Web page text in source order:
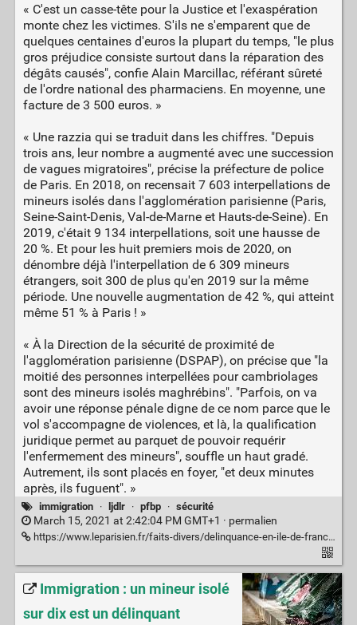
« C'est un casse-tête pour la Justice et l'exaspération
monte chez les victimes. S'ils ne s'emparent que de
quelques centaines d'euros la plupart du temps, "le plus
gros préjudice consiste surtout dans la réparation des
dégâts causés", confie Alain Marcillac, référant sûreté
de l'ordre national des pharmaciens. En moyenne, une
facture de 3 500 euros. »
« Une razzia qui se traduit dans les chiffres. "Depuis
trois ans, leur nombre a augmenté avec une succession
de vagues migratoires", précise la préfecture de police
de Paris. En 2018, on recensait 7 603 interpellations de
mineurs isolés dans l'agglomération parisienne (Paris,
Seine-Saint-Denis, Val-de-Marne et Hauts-de-Seine). En
2019, c'était 9 134 interpellations, soit une hausse de
20 %. Et pour les huit premiers mois de 2020, on
dénombre déjà l'interpellation de 6 309 mineurs
étrangers, soit 300 de plus qu'en 2019 sur la même
période. Une nouvelle augmentation de 42 %, qui atteint
même 51 % à Paris ! »
« À la Direction de la sécurité de proximité de
l'agglomération parisienne (DSPAP), on précise que "la
moitié des personnes interpellées pour cambriolages
sont des mineurs isolés maghrébins". "Parfois, on va
avoir une réponse pénale digne de ce nom parce que le
vol s'accompagne de violences, et là, la qualification
juridique permet au parquet de pouvoir requérir
l'enfermement des mineurs", souffle un haut gradé.
Autrement, ils sont placés en foyer, "et deux minutes
après, ils fuguent". »
immigration · ljdlr · pfbp · sécurité
March 15, 2021 at 2:42:04 PM GMT+1 · permalien
https://www.leparisien.fr/faits-divers/delinquance-en-ile-de-france-derriere-les-mineurs-isoles-l-ombre-des-reseaux-29-09-2020-8393511.php
Immigration : un mineur isolé
sur dix est un délinquant